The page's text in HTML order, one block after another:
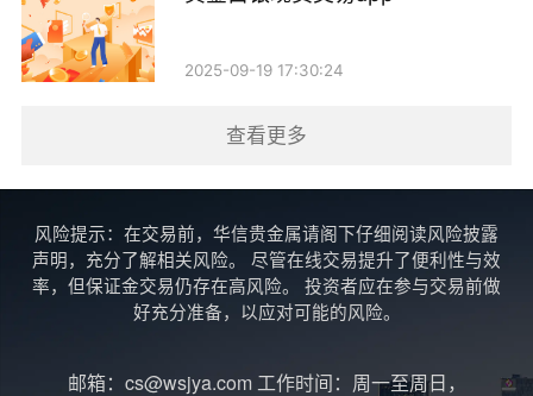
随着人们生活水平的提高，糖果市场的需求将持续
市场有着广阔的前景，还可以借助电商平台，开拓国际
市场。江苏的黄金糖厂家可以借此契机，提升产品的研
发能力和品牌影响力，进一步扩大市场份额。
结语
他们更好地满足消费者的需求。在选择合适的厂家时，
2025-09-19 17:30:24
查看更多
风险提示：在交易前，华信贵金属请阁下仔细阅读风险披露
声明，充分了解相关风险。 尽管在线交易提升了便利性与效
率，但保证金交易仍存在高风险。 投资者应在参与交易前做
好充分准备，以应对可能的风险。
邮箱：cs@wsjya.com 工作时间：周一至周日，